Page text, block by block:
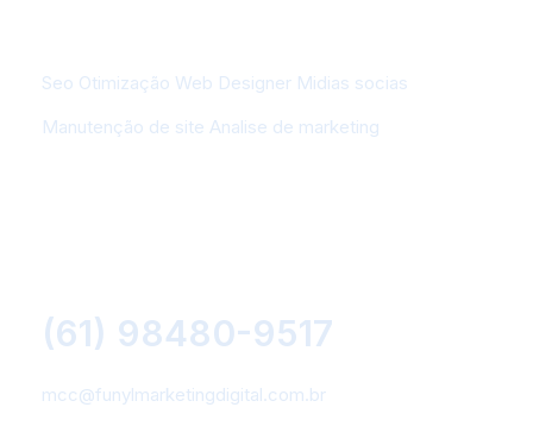
Seo Otimização Web Designer Midias socias
Manutenção de site Analise de marketing
(61) 98480-9517
mcc@funylmarketingdigital.com.br